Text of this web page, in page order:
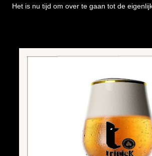
Het is nu tijd om over te gaan tot de